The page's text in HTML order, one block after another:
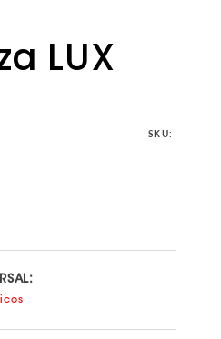
LUX
SKU: